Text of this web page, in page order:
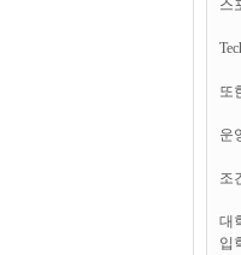
스
또
운
조
대
입